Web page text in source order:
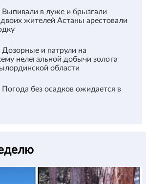
Выпивали в луже и брызгали
жителей Астаны арестовали
Дозорные и патрули на
нелегальной добычи золота
области
Погода без осадков ожидается в